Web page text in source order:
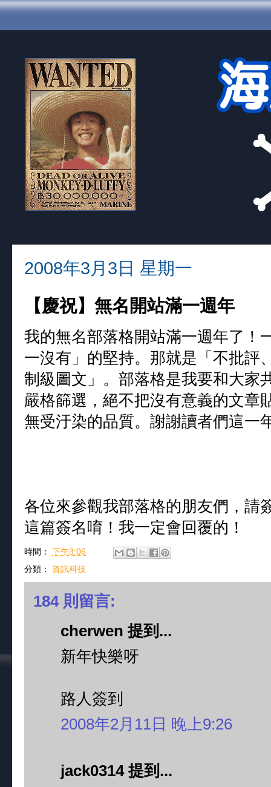
2008年3月3日 星期一
【慶祝】無名開站滿一週年
我的無名部落格開站滿一週年了！
一沒有」的堅持。那就是「不批評
制級圖文」。部落格是我要和大家
嚴格篩選，絕不把沒有意義的文章
無受汙染的品質。謝謝讀者們這一
各位來參觀我部落格的朋友們，請
這篇簽名唷！我一定會回覆的！
時間： 下午3:06
分類： 資訊科技
184 則留言:
cherwen 提到...
新年快樂呀
路人簽到
2008年2月11日 晚上9:26
jack0314 提到...